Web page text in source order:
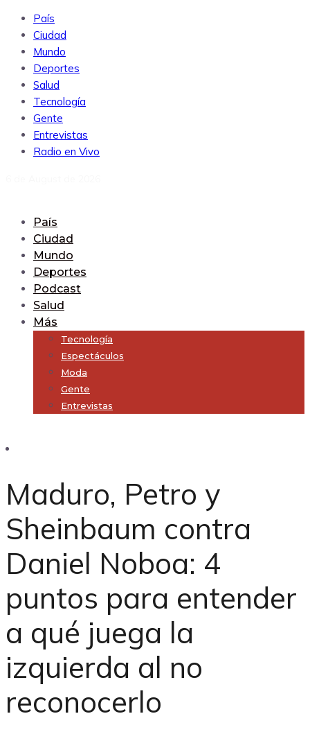
País
Ciudad
Mundo
Deportes
Salud
Tecnología
Gente
Entrevistas
Radio en Vivo
País
Ciudad
Mundo
Deportes
Podcast
Salud
Más
Tecnología
Espectáculos
Moda
Gente
Entrevistas
Maduro, Petro y
Sheinbaum contra
Daniel Noboa: 4
puntos para entender
a qué juega la
izquierda al no
reconocerlo